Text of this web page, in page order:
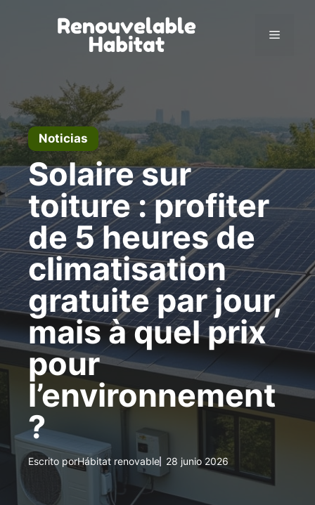
Menú
Noticias
Solaire sur
toiture : profiter
de 5 heures de
climatisation
gratuite par jour,
mais à quel prix
pour
l’environnement
?
Escrito porHábitat renovable 28 junio 2026